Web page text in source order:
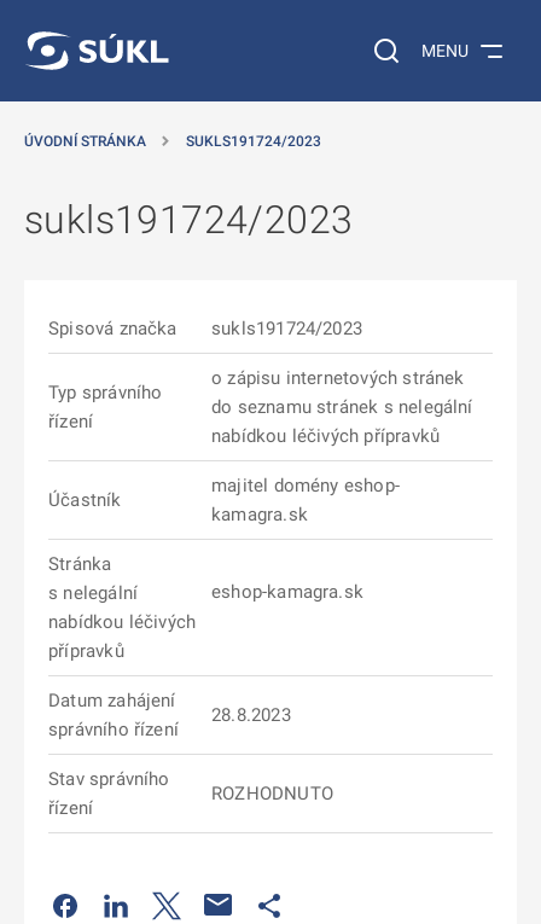
Vyhledávání na
MENU
ÚVODNÍ STRÁNKA SUKLS191724/2023
sukls191724/2023
Spisová značka sukls191724/2023
Typ správního
řízení
o zápisu internetových stránek
do seznamu stránek s nelegální
nabídkou léčivých přípravků
Účastník
majitel domény eshop-
kamagra.sk
Stránka
s nelegální
nabídkou léčivých
přípravků
eshop-kamagra.sk
Datum zahájení
správního řízení
28.8.2023
Stav správního
řízení
ROZHODNUTO
Odkaz se otevře na nové kartě
Odkaz se otevře na nové kartě
Odkaz se otevře na nové kartě